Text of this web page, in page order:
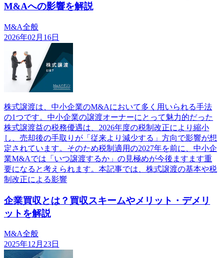
M&Aへの影響を解説
M&A全般
2026年02月16日
株式譲渡は、中小企業のM&Aにおいて多く用いられる手法
の1つです。中小企業の譲渡オーナーにとって魅力的だった
株式譲渡益の税務優遇は、2026年度の税制改正により縮小
し、売却後の手取りが「従来より減少する」方向で影響が想
定されています。そのため税制適用の2027年を前に、中小企
業M&Aでは「いつ譲渡するか」の見極めが今後ますます重
要になると考えられます。本記事では、株式譲渡の基本や税
制改正による影響
企業買収とは？買収スキームやメリット・デメリ
ットを解説
M&A全般
2025年12月23日